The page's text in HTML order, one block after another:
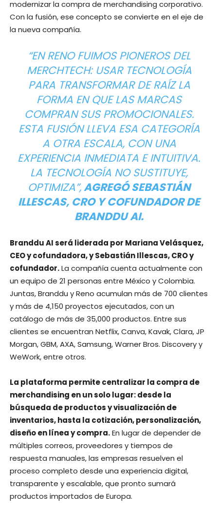
modernizar la compra de merchandising corporativo.
Con la fusión, ese concepto se convierte en el eje de
la nueva compañía.
“EN RENO FUIMOS PIONEROS DEL
MERCHTECH: USAR TECNOLOGÍA
PARA TRANSFORMAR DE RAÍZ LA
FORMA EN QUE LAS MARCAS
COMPRAN SUS PROMOCIONALES.
ESTA FUSIÓN LLEVA ESA CATEGORÍA
A OTRA ESCALA, CON UNA
EXPERIENCIA INMEDIATA E INTUITIVA.
LA TECNOLOGÍA NO SUSTITUYE,
OPTIMIZA”,AGREGÓ SEBASTIÁN
ILLESCAS, CRO Y COFUNDADOR DE
BRANDDU AI.
Branddu AI será liderada por Mariana Velásquez,
CEO y cofundadora, y Sebastián Illescas, CRO y
cofundador.La compañía cuenta actualmente con
un equipo de 21 personas entre México y Colombia.
Juntas, Branddu y Reno acumulan más de 700 clientes
y más de 4,150 proyectos ejecutados, con un
catálogo de más de 35,000 productos. Entre sus
clientes se encuentran Netflix, Canva, Kavak, Clara, JP
Morgan, GBM, AXA, Samsung, Warner Bros. Discovery y
WeWork, entre otros.
La plataforma permite centralizar la compra de
merchandising en un solo lugar: desde la
búsqueda de productos y visualización de
inventarios, hasta la cotización, personalización,
diseño en línea y compra.En lugar de depender de
múltiples correos, proveedores y tiempos de
respuesta manuales, las empresas resuelven el
proceso completo desde una experiencia digital,
transparente y escalable, que pronto sumará
productos importados de Europa.